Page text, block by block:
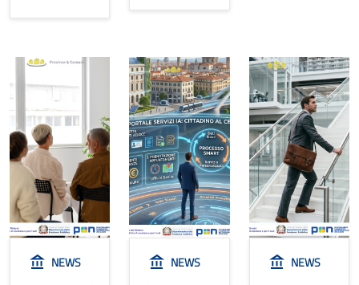
NEWS NEWS NEWS